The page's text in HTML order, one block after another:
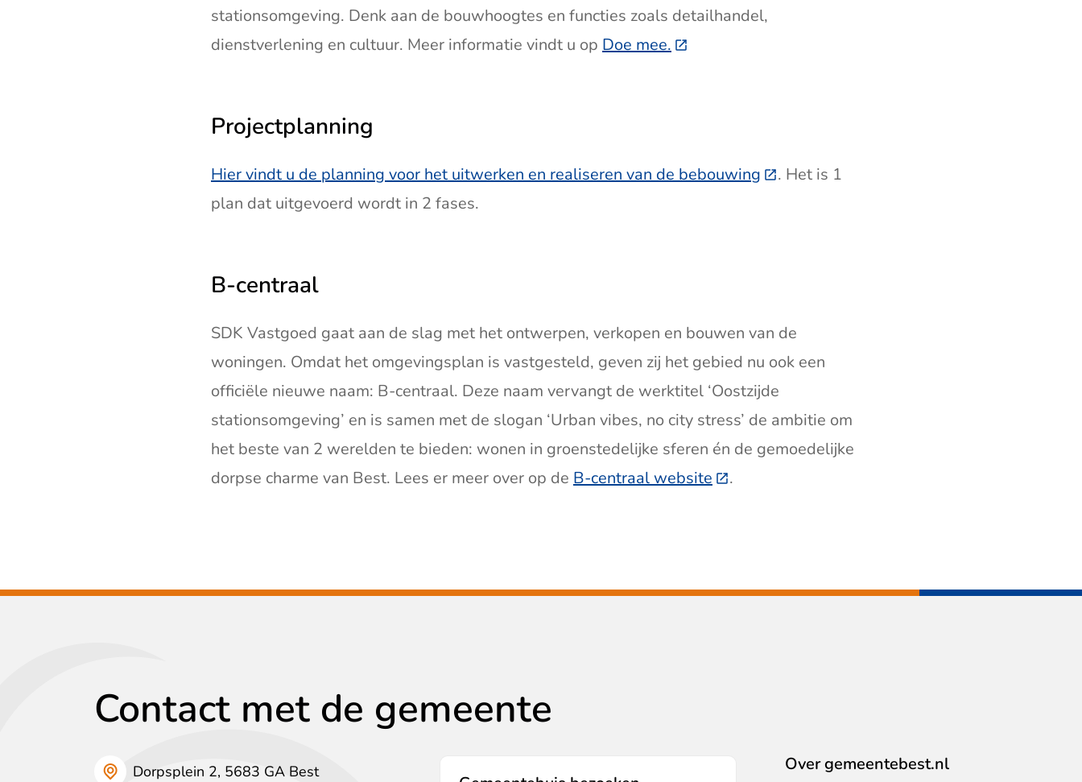
stationsomgeving. Denk aan de bouwhoogtes en functies zoals detailhandel,
dienstverlening en cultuur. Meer informatie vindt u op Doe mee. (Deze link gaat naar een externe website)
Projectplanning
Hier vindt u de planning voor het uitwerken en realiseren van de bebouwing (Deze link gaat naar een externe website)
. Het is 1
plan dat uitgevoerd wordt in 2 fases.
B-centraal
SDK Vastgoed gaat aan de slag met het ontwerpen, verkopen en bouwen van de
woningen. Omdat het omgevingsplan is vastgesteld, geven zij het gebied nu ook een
officiële nieuwe naam: B-centraal. Deze naam vervangt de werktitel ‘Oostzijde
stationsomgeving’ en is samen met de slogan ‘Urban vibes, no city stress’ de ambitie om
het beste van 2 werelden te bieden: wonen in groenstedelijke sferen én de gemoedelijke
dorpse charme van Best. Lees er meer over op de B-centraal website (Deze link gaat naar een externe website)
.
Contact met de gemeente
Dorpsplein 2, 5683 GA Best Over gemeentebest.nl